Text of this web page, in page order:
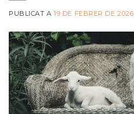
PUBLICAT A19 DE FEBRER DE 2026